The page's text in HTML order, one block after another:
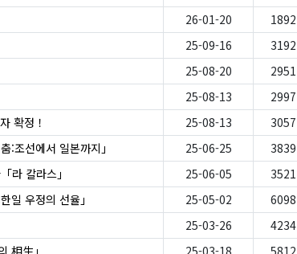
26-01-20
1892
25-09-16
3192
25-08-20
2951
25-08-13
2997
확정！ 25-08-13
3057
:조선에서 일본까지」 25-06-25
3839
라 칼라스」 25-06-05
3521
일 우정의 선율」 25-05-02
6098
25-03-26
4234
相生」 25-03-18 5812